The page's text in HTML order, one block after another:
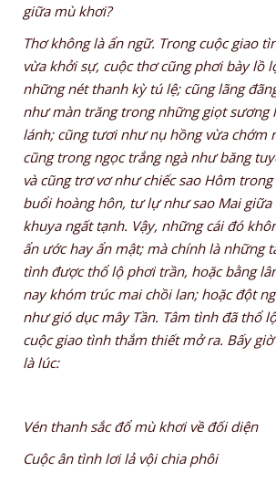
giữa mù khơi?
Thơ không là ẩn ngữ. Trong cuộc giao
vừa khởi sự, cuộc thơ cũng phơi bày lồ
những nét thanh kỳ tú lệ; cũng lãng
như màn trăng trong những giọt sương
lánh; cũng tươi như nụ hồng vừa chớm
cũng trong ngọc trắng ngà như băng
và cũng trơ vơ như chiếc sao Hôm trong
buổi hoàng hôn, tư lự như sao Mai
khuya ngất tạnh. Vậy, những cái đó
ẩn ước hay ẩn mật; mà chính là những
tình được thổ lộ phơi trần, hoặc bằng
nay khóm trúc mai chồi lan; hoặc đột
như gió dục mây Tần. Tâm tình đã thổ
cuộc giao tình thắm thiết mở ra. Bấy
là lúc:
Vén thanh sắc đổ mù khơi về đối diện
Cuộc ân tình lơi lả vội chia phôi